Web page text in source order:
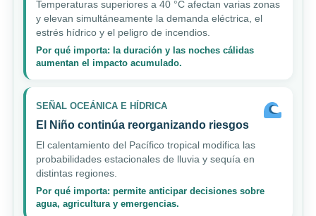
Temperaturas superiores a 40 °C afectan varias zonas
y elevan simultáneamente la demanda eléctrica, el
estrés hídrico y el peligro de incendios.
Por qué importa: la duración y las noches cálidas
aumentan el impacto acumulado.
SEÑAL OCEÁNICA E HÍDRICA
El Niño continúa reorganizando riesgos
El calentamiento del Pacífico tropical modifica las
probabilidades estacionales de lluvia y sequía en
distintas regiones.
Por qué importa: permite anticipar decisiones sobre
agua, agricultura y emergencias.